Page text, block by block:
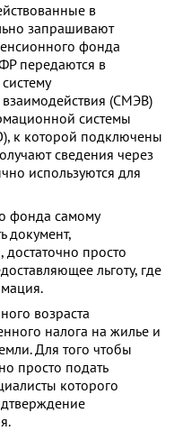
в
запрашивают
фонда
передаются в
(СМЭВ)
системы
к которой подключены
сведения через
используются для
фонда самому
документ,
просто
льготу, где
возраста
налога на жилье и
Для того чтобы
просто подать
которого